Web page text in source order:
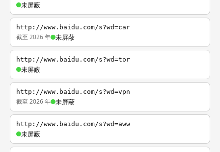
未屏蔽
http://www.baidu.com/s?wd=car
截至 2026 年 未屏蔽
http://www.baidu.com/s?wd=tor
未屏蔽
http://www.baidu.com/s?wd=vpn
截至 2026 年 未屏蔽
http://www.baidu.com/s?wd=aww
未屏蔽